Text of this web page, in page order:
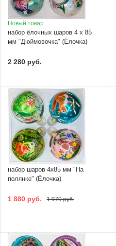
Новый товар
набор ёлочных шаров 4 х 85
мм "Дюймовочка" (Ёлочка)
2 280 руб.
набор шаров 4х85 мм "На
полянке" (Ёлочка)
1 880 руб. 1 970 руб.